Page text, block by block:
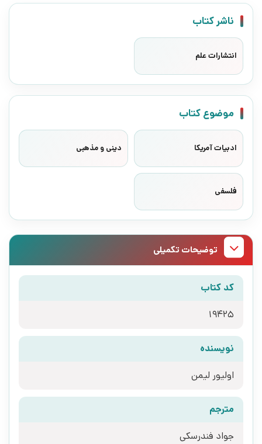
ناشر کتاب
انتشارات علم
موضوع کتاب
ادبیات آمریکا دینی و مذهبی
فلسفی
توضیحات تکمیلی
کد کتاب
19425
نویسنده
اولیور لیمن
مترجم
جواد فندرسکی